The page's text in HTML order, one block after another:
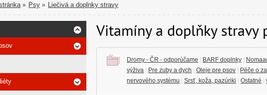
» Psy » Liečivá a doplnky stravy
Vitamíny a doplňky stravy
Dromy - ČR - odporúčame BARF doplnky
výživa
Pre zuby a dych Oleje pre psov Péče o
nervového systému
Srsť, koža, pazúriki Ostatné